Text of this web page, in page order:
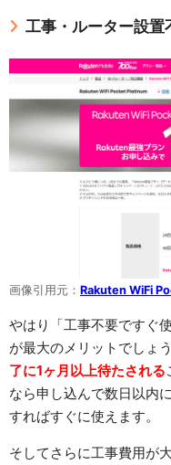
工事・ルーター設置
画像引用元： Rakuten WiFi
やはり「工事不要ですぐ
が最大のメリットでしょう
了に1ヶ月以上待たされる
なら申し込んで数日以内
すればすぐに使えます。
そしてさらに工事費用が